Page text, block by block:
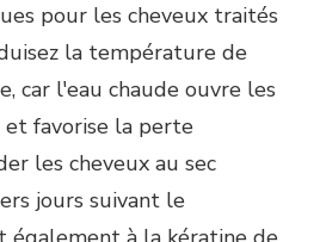
pour les cheveux traités
la température de
car l'eau chaude ouvre les
et favorise la perte
les cheveux au sec
jours suivant le